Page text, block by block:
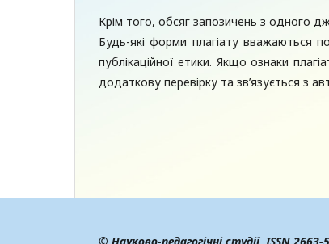
Крім того, обсяг запозичень з одного
Будь-які форми плагіату вважаються
публікаційної етики. Якщо ознаки
додаткову перевірку та зв’язується з